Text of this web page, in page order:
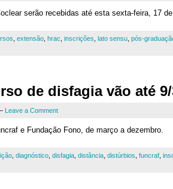
serão recebidas até esta sexta-feira, 17
extensão hrac inscrições lato sensu pós-
de disfagia vão até
Leave a Comment
e Fundação Fono, de março a dezembro.
diagnóstico disfagia distância distúrbios funcraf